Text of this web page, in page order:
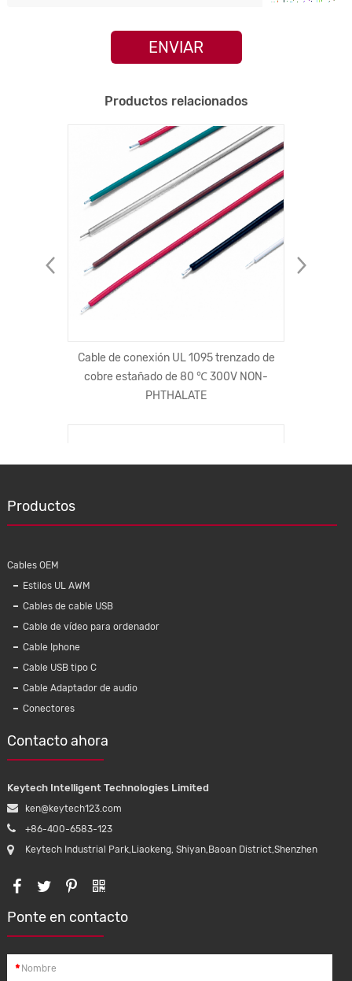
ENVIAR
Productos relacionados
Cable de conexión UL 1095 trenzado de
cobre estañado de 80 ℃ 300V NON-
PHTHALATE
cable de 2,0 USB trenzado de nailon con
datos y carga para teléfono móvil Android
Productos
Cables OEM
Estilos UL AWM
Cables de cable USB
Cable de vídeo para ordenador
Cable Iphone
Cable USB tipo C
Cable Adaptador de audio
Conectores
Contacto ahora
Keytech Intelligent Technologies Limited
ken@keytech123.com
+86-400-6583-123
Keytech Industrial Park,Liaokeng, Shiyan,Baoan District,Shenzhen
Ponte en contacto
*